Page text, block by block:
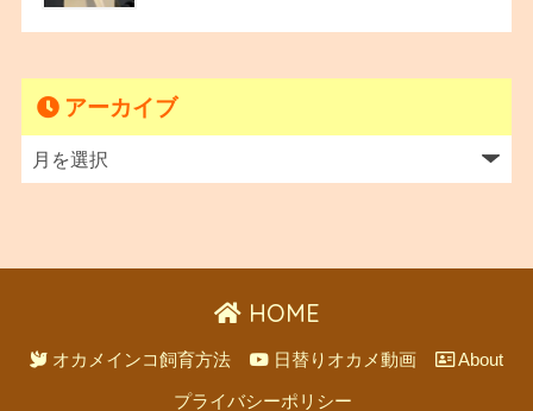
アーカイブ
HOME
オカメインコ飼育方法 日替りオカメ動画 About
プライバシーポリシー